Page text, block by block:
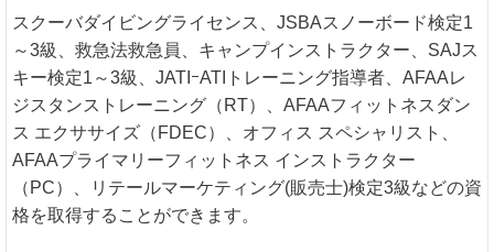
スクーバダイビングライセンス、JSBAスノーボード検定1
～3級、救急法救急員、キャンプインストラクター、SAJス
キー検定1～3級、JATIｰATIトレーニング指導者、AFAAレ
ジスタンストレーニング（RT）、AFAAフィットネスダン
ス エクササイズ（FDEC）、オフィス スペシャリスト、
AFAAプライマリーフィットネス インストラクター
（PC）、リテールマーケティング(販売士)検定3級などの資
格を取得することができます。